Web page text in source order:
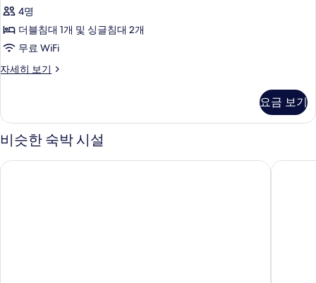
4명
더블침대 1개 및 싱글침대 2개
무료 WiFi
자세히 보기
아
실
2
개
(Church
view)
요금 보기
비슷한 숙박 시설
알파인-인 바이 융프라우 호텔 에델바